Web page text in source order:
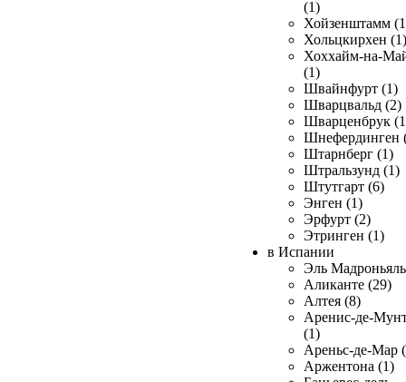
(1)
Хойзенштамм
Хольцкирхен (1)
Хоххайм-на-
(1)
Швайнфурт (1)
Шварцвальд (2)
Шварценбрук
Шнефердинген
Штарнберг (1)
Штральзунд (1)
Штутгарт (6)
Энген (1)
Эрфурт (2)
Этринген (1)
в Испании
Эль
Аликанте (29)
Алтея (8)
Аренис-де-
(1)
Ареньс-де-Мар
Аржентона (1)